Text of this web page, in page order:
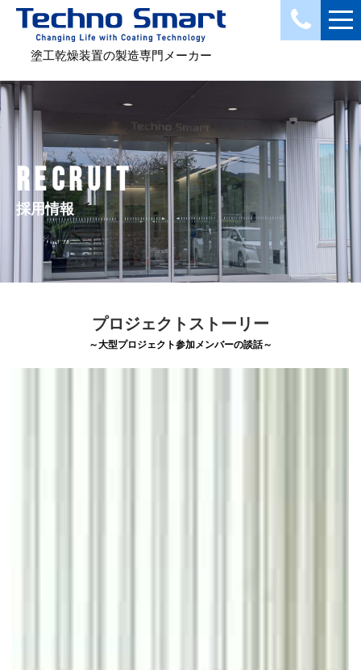
塗工乾燥装置の製造専門メーカー
RECRUIT
採用情報
プロジェクトストーリー
～大型プロジェクト参加メンバーの談話～